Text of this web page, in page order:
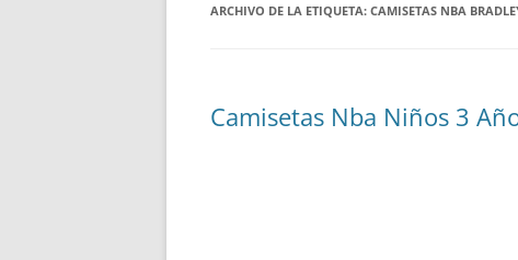
ARCHIVO DE LA ETIQUETA: CAMISETAS NBA
Camisetas Nba Niños 3